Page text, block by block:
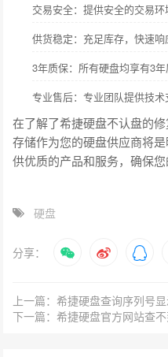
交易安全：提供安全的交易环
供货稳定：充足库存，快速响
3年质保：所有硬盘均享有3年
专业售后：专业团队提供技术
在了解了希捷硬盘不认盘的
存储作为您的硬盘供应商将
供优质的产品和服务，确保您
硬盘
分享：